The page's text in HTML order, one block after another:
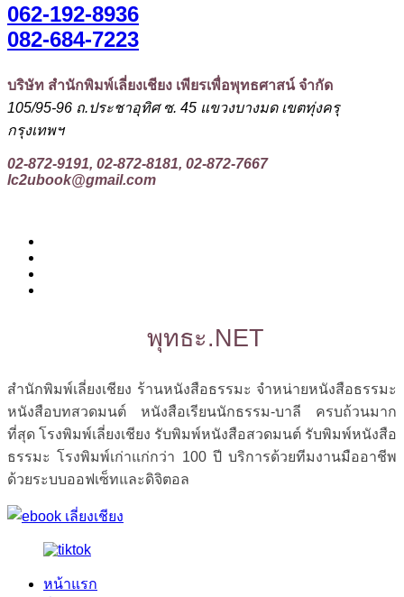
062-192-8936
082-684-7223
บริษัท สำนักพิมพ์เลี่ยงเชียง เพียรเพื่อพุทธศาสน์ จำกัด
105/95-96 ถ.ประชาอุทิศ ซ. 45 แขวงบางมด เขตทุ่งครุ
กรุงเทพฯ
02-872-9191, 02-872-8181, 02-872-7667
lc2ubook@gmail.com
พุทธะ.NET
สำนักพิมพ์เลี่ยงเชียง ร้านหนังสือธรรมะ จำหน่ายหนังสือธรรมะ
หนังสือบทสวดมนต์ หนังสือเรียนนักธรรม-บาลี ครบถ้วนมาก
ที่สุด โรงพิมพ์เลี่ยงเชียง รับพิมพ์หนังสือสวดมนต์ รับพิมพ์หนังสือ
ธรรมะ โรงพิมพ์เก่าแก่กว่า 100 ปี บริการด้วยทีมงานมืออาชีพ
ด้วยระบบออฟเซ็ทและดิจิตอล
หน้าแรก